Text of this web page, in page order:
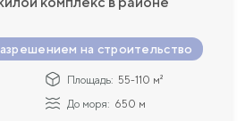
на строительство
Площадь: 55-110 м²
До моря: 650 м